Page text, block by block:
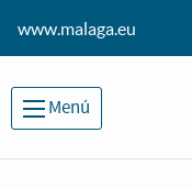
www.malaga.eu
Menú